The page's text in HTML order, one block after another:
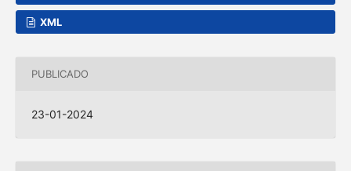
XML
PUBLICADO
23-01-2024